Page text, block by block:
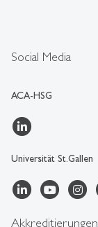
Social Media
ACA-HSG
Universität St.Gallen
Akkreditierungen